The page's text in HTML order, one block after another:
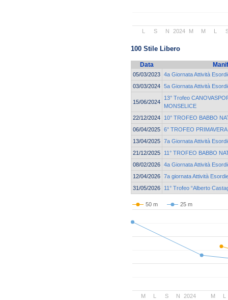
2024
L S N M M L
100 Stile Libero
Data
05/03/2023 4a Giornata Attività
03/03/2024 5a Giornata Attività
15/06/2024
13° Trofeo
MONSELICE
22/12/2024
10° TROFEO BABBO
06/04/2025 6° TROFEO
13/04/2025 7a Giornata Attività
21/12/2025
11° TROFEO BABBO
08/02/2026 4a Giornata Attività
12/04/2026 7a giornata Attività
31/05/2026
11° Trofeo “Alberto
50 m 25 m
2024
M S N M